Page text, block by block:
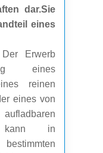
dar.Sie
eines
Erwerb
eines
reinen
eines von
kann in